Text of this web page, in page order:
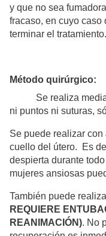
y que no sea
fracaso, en cuyo caso
terminar el tratamiento.
Método quirúrgico:
Se realiza
ni puntos ni suturas,
Se puede realizar con
cuello del útero. Es
despierta durante
mujeres ansiosas
También puede
REQUIERE
REANIMACIÓN). No